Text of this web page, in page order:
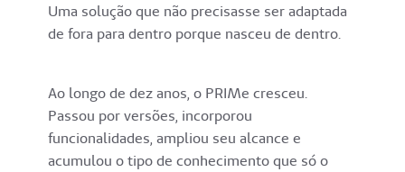
Uma solução que não precisasse ser adaptada
de fora para dentro porque nasceu de dentro.
Ao longo de dez anos, o PRIMe cresceu.
Passou por versões, incorporou
funcionalidades, ampliou seu alcance e
acumulou o tipo de conhecimento que só o